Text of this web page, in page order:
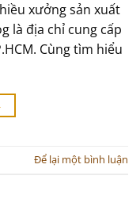
xưởng sản xuất
là địa chỉ cung cấp
Cùng tìm hiểu
Để lại một bình luận